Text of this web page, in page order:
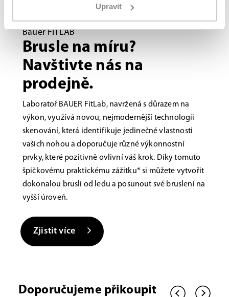
Upravit
Bauer FITLAB
Brusle na míru?
Navštivte nás na
prodejně.
Laboratoř BAUER FitLab, navržená s důrazem na
výkon, využívá novou, nejmodernější technologii
skenování, která identifikuje jedinečné vlastnosti
vašich nohou a doporučuje různé výkonnostní
prvky, které pozitivně ovlivní váš krok. Díky tomuto
špičkovému praktickému zážitku* si můžete vytvořit
dokonalou brusli od ledu a posunout své bruslení na
vyšší úroveň.
Zjistit více
Doporučujeme přikoupit